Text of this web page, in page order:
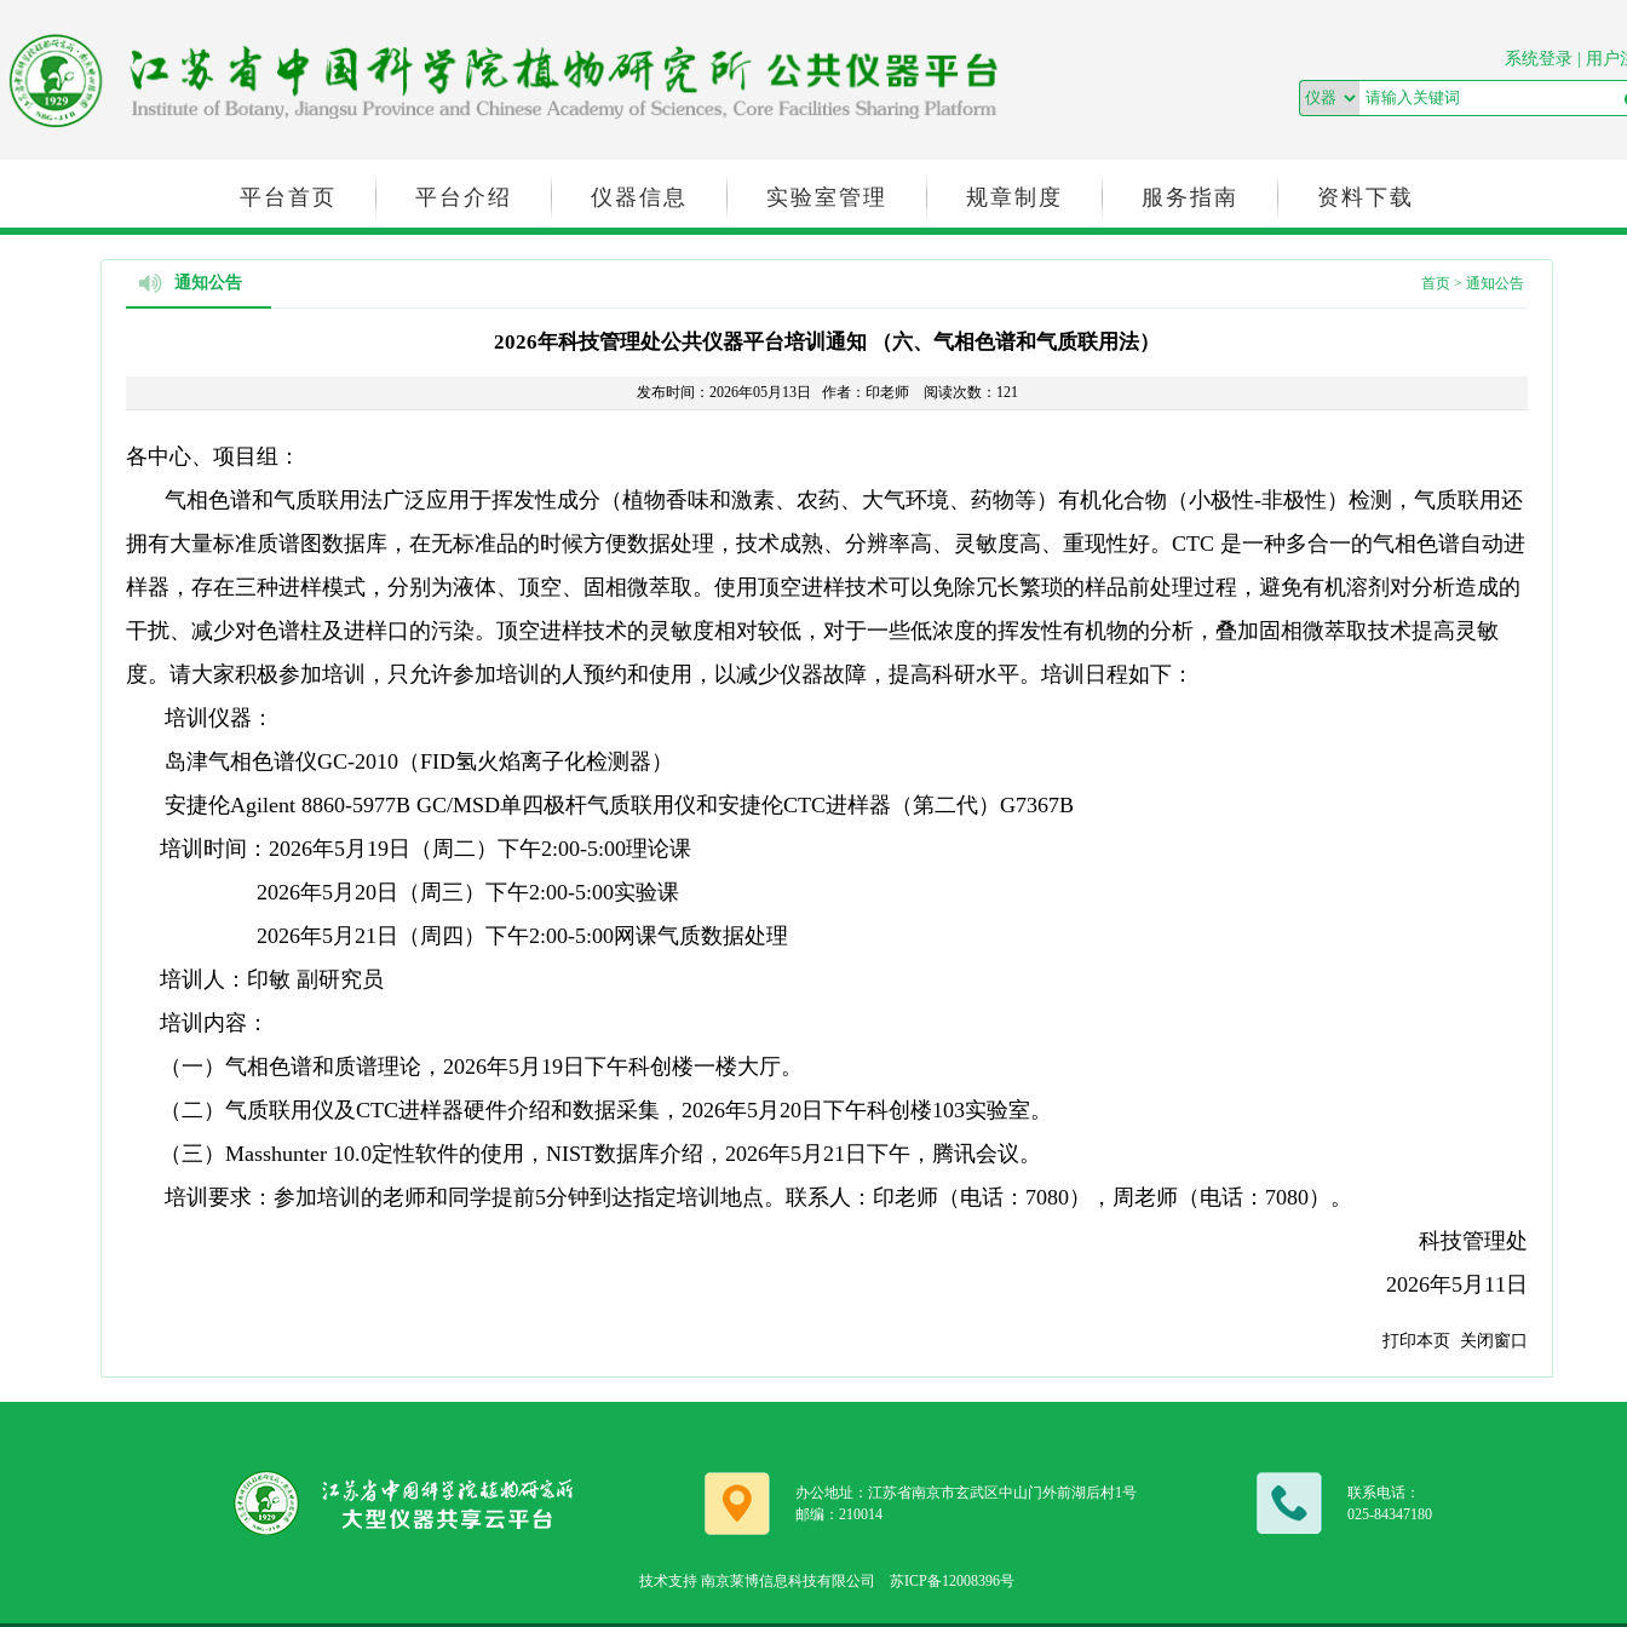
系统登录 用户
平台首页 平台介绍 仪器信息 实验室管理 规章制度 服务指南 资料下载
通知公告 首页 > 通知公告
2026年科技管理处公共仪器平台培训通知 （六、气相色谱和气质联用法）
发布时间：2026年05月13日 作者：印老师 阅读次数：121
各中心、项目组：
气相色谱和气质联用法广泛应用于挥发性成分（植物香味和激素、农药、大气环境、药物等）有机化合物（小极性-非极性）检测，气质联用还
拥有大量标准质谱图数据库，在无标准品的时候方便数据处理，技术成熟、分辨率高、灵敏度高、重现性好。 CTC 是一种多合一的气相色谱自动进
样器，存在三种进样模式，分别为液体、顶空、固相微萃取。使用顶空进样技术可以免除冗长繁琐的样品前处理过程，避免有机溶剂对分析造成的
干扰、减少对色谱柱及进样口的污染。顶空进样技术的灵敏度相对较低，对于一些低浓度的挥发性有机物的分析，叠加固相微萃取技术提高灵敏
度。请大家积极参加培训，只允许参加培训的人预约和使用，以减少仪器故障，提高科研水平。培训日程如下：
培训仪器：
岛津气相色谱仪GC-2010 （FID氢火焰离子化检测器）
安捷伦Agilent 8860-5977B GC/MSD单四极杆气质联用仪和安捷伦CTC进样器（第二代） G7367B
培训时间： 2026年5月 19 日（周二）下午2:00-5:00理论课
2026年5月 20 日（周三）下午2:00-5:00实验课
2026年5月 21 日（周四）下午2:00-5:00网课气质数据处理
培训人：印敏 副研究员
培训内容：
（一）气相色谱和质谱理论， 2026年5月 19 日下午科创楼一楼大厅。
（二）气质联用仪及CTC进样器硬件介绍和数据采集， 2026年5月 20 日下午科创楼103实验室。
（三）Masshunter 10.0定性软件的使用， NIST数据库介绍， 2026年5月 21 日下午，腾讯会议。
培训要求：参加培训的老师和同学提前5分钟到达指定培训地点。联系人：印老师（电话： 7080），周老师（电话： 7080）。
科技管理处
2026年5月 11 日
打印本页 关闭窗口
办公地址：江苏省南京市玄武区中山门外前湖后村1号
邮编：210014
联系电话：
025-84347180
技术支持 南京莱博信息科技有限公司 苏ICP备12008396号